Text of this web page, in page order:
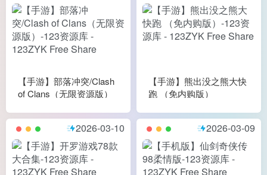
【手游】部落冲突/Clash
of Clans（无限资源版）
【手游】熊出没之熊大快
跑 （免内购版）
2026-03-10 2026-03-09